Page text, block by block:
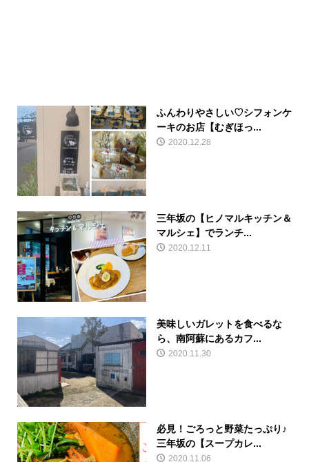
ふんわりやさしい♡シフォンケ
ーキのお店【むぎほっ...
2020.12.28
三年坂の【ヒノマルキッチン＆
マルシェ】でランチ...
2020.12.11
美味しいガレットを食べるな
ら、南阿蘇にあるカフ...
2020.11.30
必見！ごろっと野菜たっぷり♪
三年坂の【スープカレ...
2020.11.06